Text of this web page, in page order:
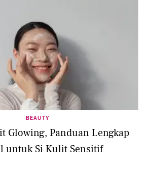
BEAUTY
Glowing, Panduan Lengkap
untuk Si Kulit Sensitif